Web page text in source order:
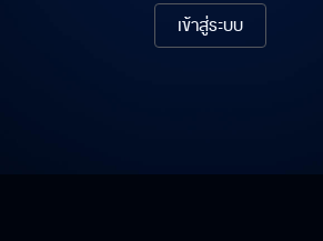
เข้าสู่ระบบ